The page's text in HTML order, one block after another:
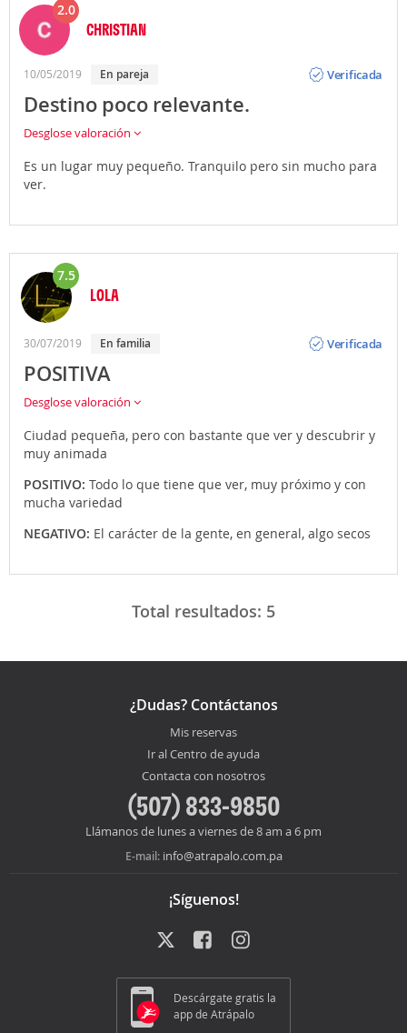
2.0
CHRISTIAN
10/05/2019 En pareja
Verificada
Destino poco relevante.
Desglose valoración
Es un lugar muy pequeño. Tranquilo pero sin mucho para
ver.
7.5
LOLA
30/07/2019 En familia
Verificada
POSITIVA
Desglose valoración
Ciudad pequeña, pero con bastante que ver y descubrir y
muy animada
POSITIVO: Todo lo que tiene que ver, muy próximo y con
mucha variedad
NEGATIVO: El carácter de la gente, en general, algo secos
Total resultados: 5
¿Dudas? Contáctanos
Mis reservas
Ir al Centro de ayuda
Contacta con nosotros
(507) 833-9850
Llámanos de lunes a viernes de 8 am a 6 pm
E-mail: info@atrapalo.com.pa
¡Síguenos!
Descárgate gratis la
app de Atrápalo